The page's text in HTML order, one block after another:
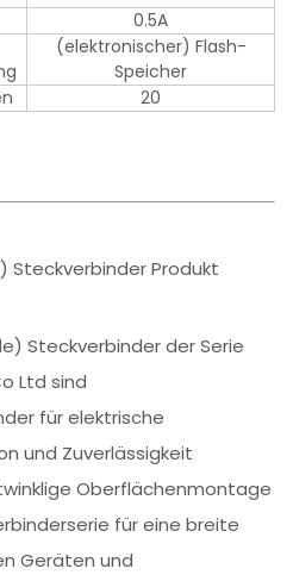
0.5A
(elektronischer) Flash-
Speicher
20
Steckverbinder Produkt
Steckverbinder der Serie
Ltd sind
für elektrische
und Zuverlässigkeit
Oberflächenmontage
für eine breite
Geräten und